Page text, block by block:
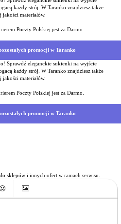
każdy strój. W Taranko znajdziesz także
materiałów.
Poczty Polskiej jest za Darmo.
promocji w Taranko
Sprawdź eleganckie sukienki na wyjście
każdy strój. W Taranko znajdziesz także
materiałów.
Poczty Polskiej jest za Darmo.
promocji w Taranko
sklepów i innych ofert w ramach serwisu.
Insert Image